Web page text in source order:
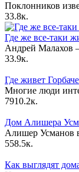
Поклонников
33.8к.
Где же все-таки
Андрей Малахов
33.9к.
Где живет
Многие люди
7910.2к.
Дом Алишера
Алишер Усманов
558.5к.
Как выглядят